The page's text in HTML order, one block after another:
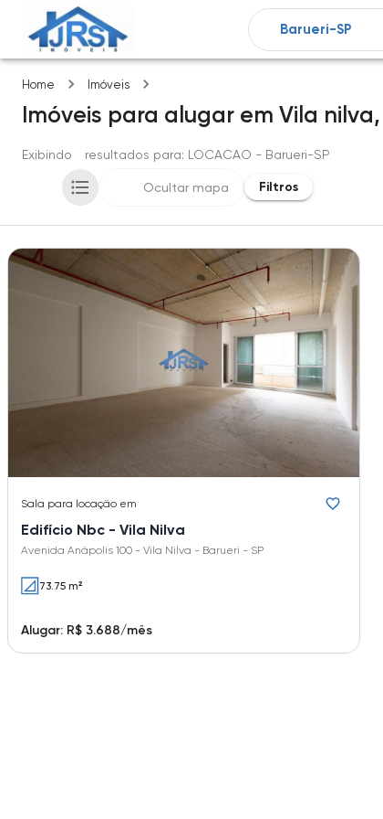
Home Imóveis
Imóveis para alugar em Vila nilva,
Exibindo resultados para: LOCACAO - Barueri-SP
Ocultar mapa Filtros
Sala para locação em
Edifício Nbc - Vila Nilva
Avenida Anápolis 100 - Vila Nilva - Barueri - SP
73.75 m²
Alugar: R$ 3.688/mês